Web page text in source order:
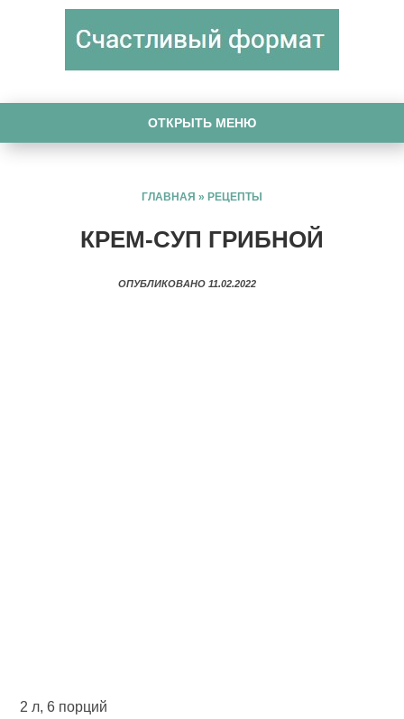
ОТКРЫТЬ МЕНЮ
ГЛАВНАЯ » РЕЦЕПТЫ
КРЕМ-СУП ГРИБНОЙ
ОПУБЛИКОВАНО 11.02.2022
2 л, 6 порций